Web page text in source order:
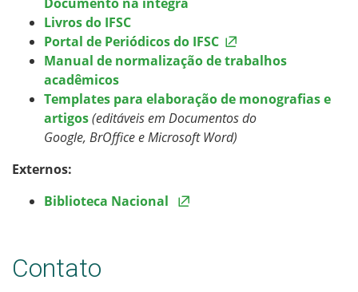
Livros do IFSC
Portal de Periódicos do IFSC
Manual de normalização de trabalhos
acadêmicos
Templates para elaboração de monografias e
artigos(editáveis em Documentos do
Google, BrOffice e Microsoft Word)
Externos:
Biblioteca Nacional
Contato